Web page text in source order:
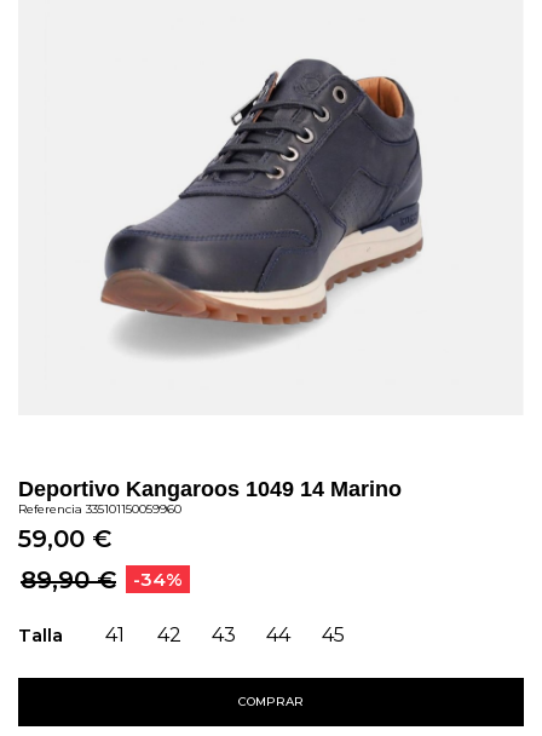
Deportivo Kangaroos 1049 14 Marino
Referencia 335101150059960
59,00 €
89,90 €
-34%
Talla 41 42 43 44 45
COMPRAR